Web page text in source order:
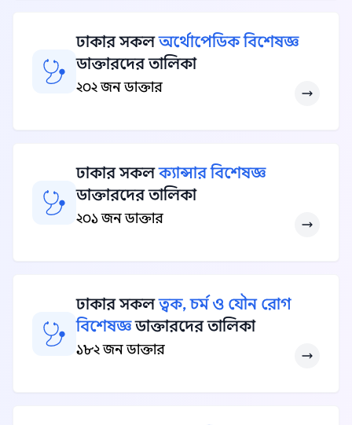
ঢাকার সকলঅর্থোপেডিক বিশেষজ্ঞ
ডাক্তারদের তালিকা
২০২ জন ডাক্তার
ঢাকার সকলক্যান্সার বিশেষজ্ঞ
ডাক্তারদের তালিকা
২০১ জন ডাক্তার
ঢাকার সকলত্বক, চর্ম ও যৌন রোগ
বিশেষজ্ঞডাক্তারদের তালিকা
১৮২ জন ডাক্তার